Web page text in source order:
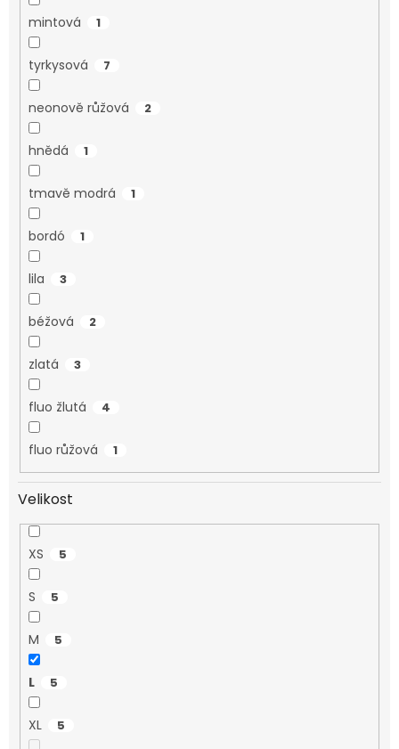
mintová 1
tyrkysová 7
neonově růžová 2
hnědá 1
tmavě modrá 1
bordó 1
lila 3
béžová 2
zlatá 3
fluo žlutá 4
fluo růžová 1
Velikost
XS 5
S 5
M 5
L 5
XL 5